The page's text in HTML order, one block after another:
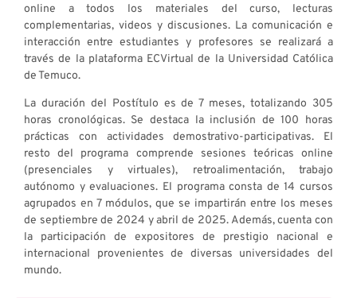
online a todos los materiales del curso, lecturas
complementarias, videos y discusiones. La comunicación e
interacción entre estudiantes y profesores se realizará a
través de la plataforma ECVirtual de la Universidad Católica
de Temuco.
La duración del Postítulo es de 7 meses, totalizando 305
horas cronológicas. Se destaca la inclusión de 100 horas
prácticas con actividades demostrativo-participativas. El
resto del programa comprende sesiones teóricas online
(presenciales y virtuales), retroalimentación, trabajo
autónomo y evaluaciones. El programa consta de 14 cursos
agrupados en 7 módulos, que se impartirán entre los meses
de septiembre de 2024 y abril de 2025. Además, cuenta con
la participación de expositores de prestigio nacional e
internacional provenientes de diversas universidades del
mundo.